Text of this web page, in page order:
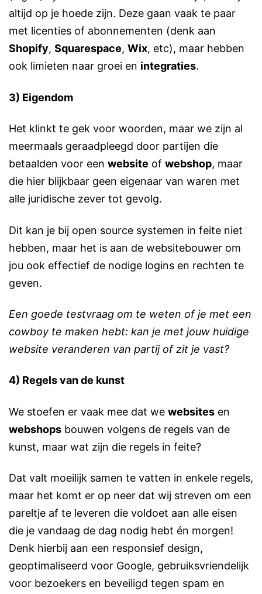
altijd op je hoede zijn. Deze gaan vaak te paar
met licenties of abonnementen (denk aan
Shopify, Squarespace, Wix, etc), maar hebben
ook limieten naar groei en integraties.
3) Eigendom
Het klinkt te gek voor woorden, maar we zijn al
meermaals geraadpleegd door partijen die
betaalden voor een website of webshop, maar
die hier blijkbaar geen eigenaar van waren met
alle juridische zever tot gevolg.
Dit kan je bij open source systemen in feite niet
hebben, maar het is aan de websitebouwer om
jou ook effectief de nodige logins en rechten te
geven.
Een goede testvraag om te weten of je met een
cowboy te maken hebt: kan je met jouw huidige
website veranderen van partij of zit je vast?
4) Regels van de kunst
We stoefen er vaak mee dat we websites en
webshops bouwen volgens de regels van de
kunst, maar wat zijn die regels in feite?
Dat valt moeilijk samen te vatten in enkele regels,
maar het komt er op neer dat wij streven om een
pareltje af te leveren die voldoet aan alle eisen
die je vandaag de dag nodig hebt én morgen!
Denk hierbij aan een responsief design,
geoptimaliseerd voor Google, gebruiksvriendelijk
voor bezoekers en beveiligd tegen spam en